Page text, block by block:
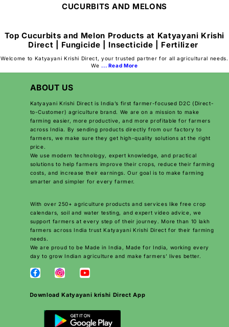
CUCURBITS AND MELONS
Top Cucurbits and Melon Products at Katyayani Krishi
Direct | Fungicide | Insecticide | Fertilizer
Welcome to Katyayani Krishi Direct, your trusted partner for all agricultural needs.
We ... Read More
ABOUT US
Katyayani Krishi Direct is India’s first farmer-focused D2C (Direct-
to-Customer) agriculture brand. We are on a mission to make
farming easier, more productive, and more profitable for farmers
across India. By sending products directly from our factory to
farmers, we make sure they get high-quality solutions at the right
price.
We use modern technology, expert knowledge, and practical
solutions to help farmers improve their crops, reduce their farming
costs, and increase their earnings. Our goal is to make farming
smarter and simpler for every farmer.
With over 250+ agriculture products and services like free crop
calendars, soil and water testing, and expert video advice, we
support farmers at every step of their journey. More than 10 lakh
farmers across India trust Katyayani Krishi Direct for their farming
needs.
We are proud to be Made in India, Made for India, working every
day to grow Indian agriculture and make farmers’ lives better.
Download Katyayani krishi Direct App